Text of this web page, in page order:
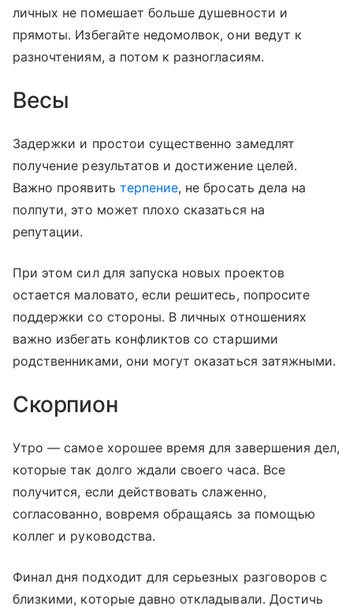
личных не помешает больше душевности и
прямоты. Избегайте недомолвок, они ведут к
разночтениям, а потом к разногласиям.
Весы
Задержки и простои существенно замедлят
получение результатов и достижение целей.
Важно проявить терпение, не бросать дела на
полпути, это может плохо сказаться на
репутации.
При этом сил для запуска новых проектов
остается маловато, если решитесь, попросите
поддержки со стороны. В личных отношениях
важно избегать конфликтов со старшими
родственниками, они могут оказаться затяжными.
Скорпион
Утро — самое хорошее время для завершения дел,
которые так долго ждали своего часа. Все
получится, если действовать слаженно,
согласованно, вовремя обращаясь за помощью
коллег и руководства.
Финал дня подходит для серьезных разговоров с
близкими, которые давно откладывали. Достичь